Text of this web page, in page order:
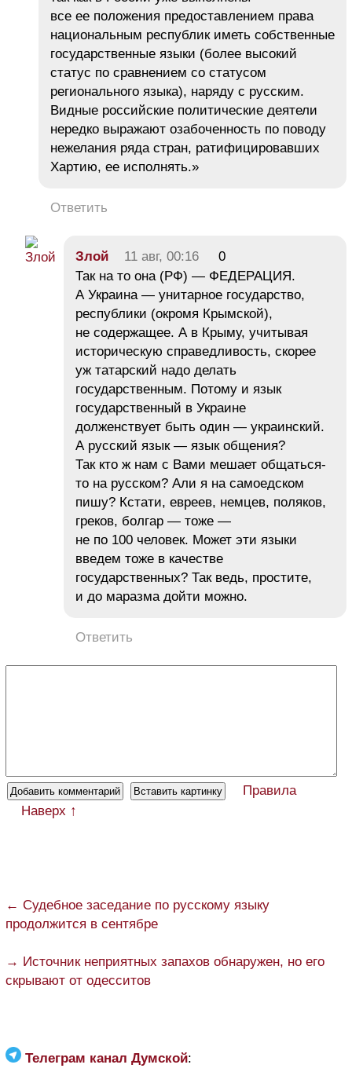
все ее положения предоставлением права
национальным республик иметь собственные
государственные языки (более высокий
статус по сравнением со статусом
регионального языка), наряду с русским.
Видные российские политические деятели
нередко выражают озабоченность по поводу
нежелания ряда стран, ратифицировавших
Хартию, ее исполнять.»
Ответить
Злой 11 авг, 00:16
0
Так на то она (РФ) — ФЕДЕРАЦИЯ.
А Украина — унитарное государство,
республики (окромя Крымской),
не содержащее. А в Крыму, учитывая
историческую справедливость, скорее
уж татарский надо делать
государственным. Потому и язык
государственный в Украине
долженствует быть один — украинский.
А русский язык — язык общения?
Так кто ж нам с Вами мешает общаться-
то на русском? Али я на самоедском
пишу? Кстати, евреев, немцев, поляков,
греков, болгар — тоже —
не по 100 человек. Может эти языки
введем тоже в качестве
государственных? Так ведь, простите,
и до маразма дойти можно.
Ответить
Правила
Наверх ↑
← Судебное заседание по русскому языку
продолжится в сентябре
→ Источник неприятных запахов обнаружен, но его
скрывают от одесситов
Телеграм канал Думской: